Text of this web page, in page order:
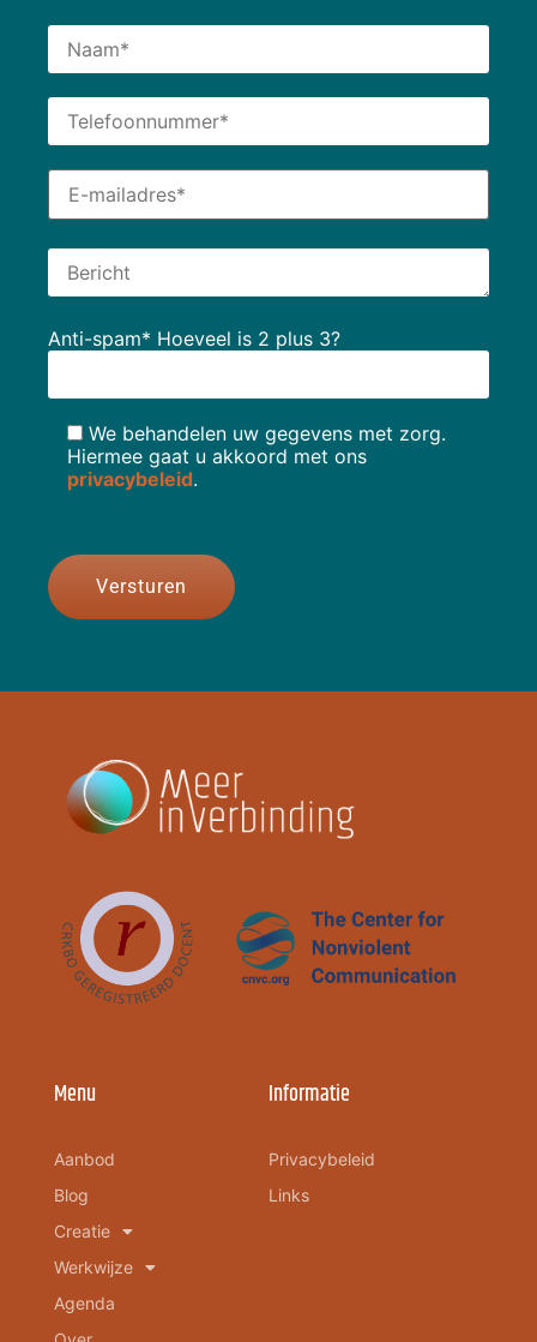
Anti-spam* Hoeveel is 2 plus 3?
We behandelen uw gegevens met zorg.
Hiermee gaat u akkoord met ons
privacybeleid.
Menu
Aanbod
Blog
Creatie
Werkwijze
Agenda
Informatie
Privacybeleid
Links